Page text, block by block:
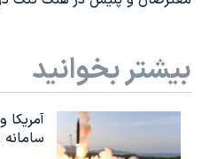
بیشتر بخوانید